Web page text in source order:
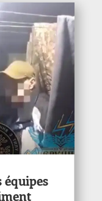
équipes